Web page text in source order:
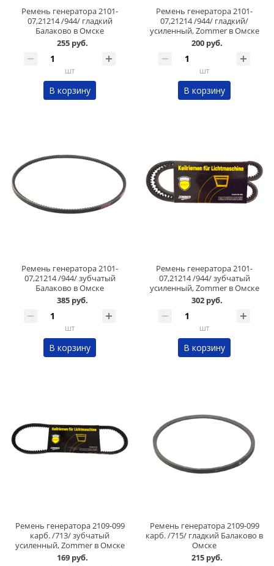
Ремень генератора 2101-
07,21214 /944/ гладкий
Балаково в Омске
255 руб.
шт
В корзину
Ремень генератора 2101-
07,21214 /944/ гладкий/
усиленный, Zommer в Омске
200 руб.
шт
В корзину
Ремень генератора 2101-
07,21214 /944/ зубчатый
Балаково в Омске
385 руб.
шт
В корзину
Ремень генератора 2101-
07,21214 /944/ зубчатый
усиленный, Zommer в Омске
302 руб.
шт
В корзину
Ремень генератора 2109-099
карб. /713/ зубчатый
усиленный, Zommer в Омске
169 руб.
Ремень генератора 2109-099
карб. /715/ гладкий Балаково в
Омске
215 руб.